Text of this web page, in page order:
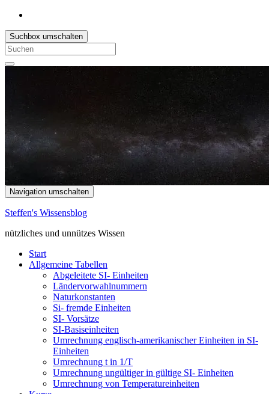
Suchbox umschalten
Search
for:
Navigation umschalten
Steffen's Wissensblog
nützliches und unnützes Wissen
Start
Allgemeine Tabellen
Abgeleitete SI- Einheiten
Ländervorwahlnummern
Naturkonstanten
Si- fremde Einheiten
SI- Vorsätze
SI-Basiseinheiten
Umrechnung englisch-amerikanischer Einheiten in SI-
Einheiten
Umrechnung t in 1/T
Umrechnung ungültiger in gültige SI- Einheiten
Umrechnung von Temperatureinheiten